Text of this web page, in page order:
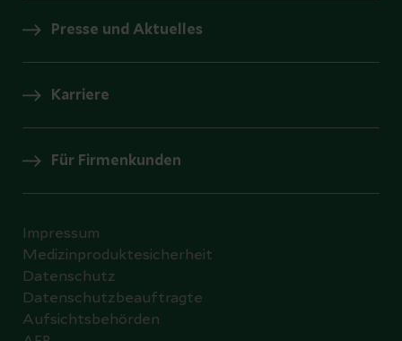
Presse und Aktuelles
Karriere
Für Firmenkunden
Impressum
Medizinproduktesicherheit
Datenschutz
Datenschutzbeauftragte
Aufsichtsbehörden